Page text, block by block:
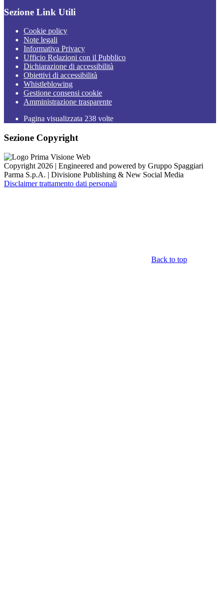
Sezione Link Utili
Cookie policy
Note legali
Informativa Privacy
Ufficio Relazioni con il Pubblico
Dichiarazione di accessibilità
Obiettivi di accessibilità
Whistleblowing
Gestione consensi cookie
Amministrazione trasparente
Pagina visualizzata 238 volte
Sezione Copyright
Copyright 2026 | Engineered and powered by Gruppo Spaggiari
Parma S.p.A. | Divisione Publishing & New Social Media
Disclaimer trattamento dati personali
Back to top